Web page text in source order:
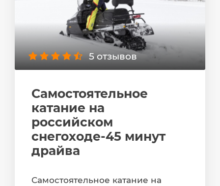
5 отзывов
Самостоятельное
катание на
российском
снегоходе-45 минут
драйва
Самостоятельное катание на